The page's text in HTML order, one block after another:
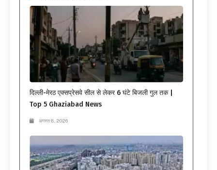
दिल्ली-मेरठ एक्सप्रेसवे सील से लेकर 6 घंटे बिजली गुल तक |
Top 5 Ghaziabad News
अगस्त 8, 2026